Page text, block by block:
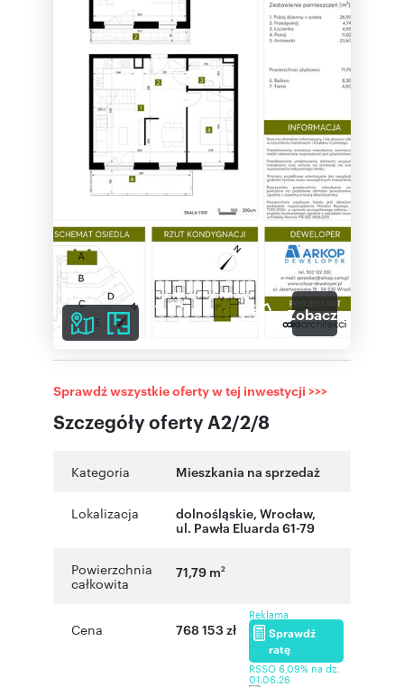
7 Zobacz galerię
Szczegóły oferty A2/2/8
Sprawdź wszystkie oferty w tej inwestycji >>>
Kategoria Mieszkania na sprzedaż
Lokalizacja dolnośląskie, Wrocław,
ul. Pawła Eluarda 61-79
Powierzchnia
całkowita
71,79 m2
Cena 768 153 zł
Reklama
Sprawdź
ratę
RSSO 6,09% na dz.
01.06.26